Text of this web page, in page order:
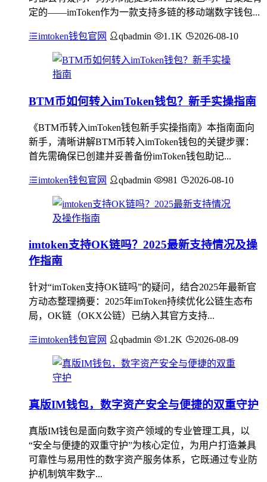
定的——imToken作为一款支持多链的移动端数字钱包...
imtoken钱包官网 qbadmin 1.1K 2026-08-10
BTM币如何转入imToken钱包？新手实操指南
《BTM币转入imToken钱包新手实操指南》本指南面向
新手，清晰讲解BTM币转入imToken钱包的关键步骤：
首先需确保已创建并妥善备份imToken钱包助记...
imtoken钱包官网 qbadmin 981 2026-08-10
imtoken支持OK链吗？2025最新支持情况及操
作指南
针对“imToken支持OK链吗”的疑问，结合2025年最新官
方动态整理摘要：2025年imToken持续优化公链生态布
局，OK链（OKX公链）已纳入其官方支持...
imtoken钱包官网 qbadmin 1.2K 2026-08-09
真版IM钱包，数字资产安全与便捷的双重守护
真版IM钱包是面向数字资产领域的专业管理工具，以
“安全与便捷的双重守护”为核心定位，为用户打造兼具
可靠性与易用性的数字资产服务体系，它既通过专业防
护机制筑牢数字...